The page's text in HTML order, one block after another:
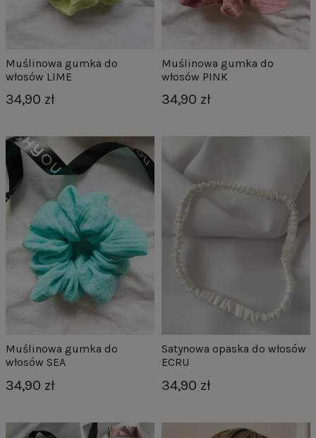
Muślinowa gumka do
włosów LIME
34,90 zł
Muślinowa gumka do
włosów PINK
34,90 zł
Muślinowa gumka do
włosów SEA
34,90 zł
Satynowa opaska do włosów
ECRU
34,90 zł